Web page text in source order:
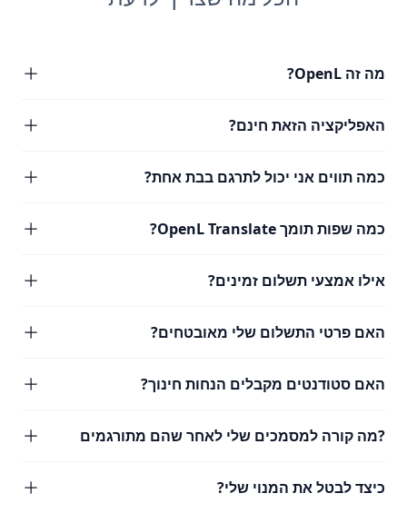
מה זה OpenL?
האפליקציה הזאת חינם?
כמה תווים אני יכול לתרגם בבת אחת?
כמה שפות תומך OpenL Translate?
אילו אמצעי תשלום זמינים?
האם פרטי התשלום שלי מאובטחים?
האם סטודנטים מקבלים הנחות חינוך?
?מה קורה למסמכים שלי לאחר שהם מתורגמים
כיצד לבטל את המנוי שלי?